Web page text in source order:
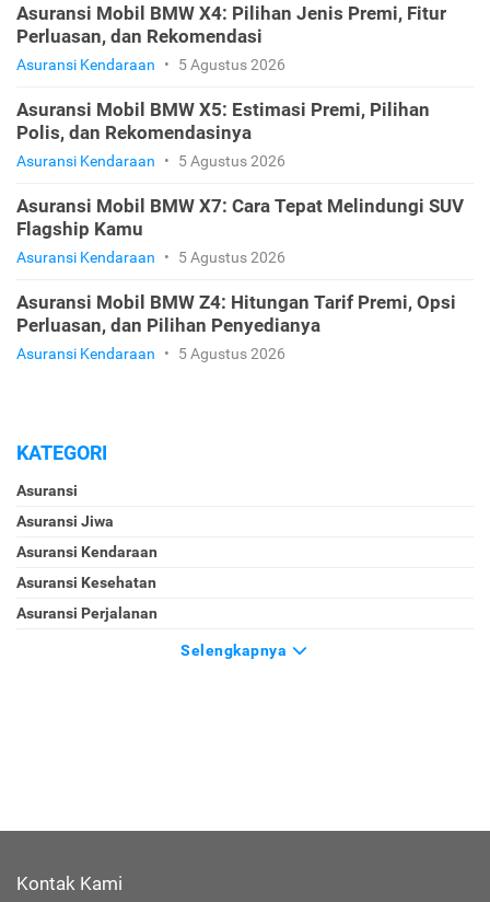
Asuransi Mobil BMW X4: Pilihan Jenis Premi, Fitur
Perluasan, dan Rekomendasi
Asuransi Kendaraan • 5 Agustus 2026
Asuransi Mobil BMW X5: Estimasi Premi, Pilihan
Polis, dan Rekomendasinya
Asuransi Kendaraan • 5 Agustus 2026
Asuransi Mobil BMW X7: Cara Tepat Melindungi SUV
Flagship Kamu
Asuransi Kendaraan • 5 Agustus 2026
Asuransi Mobil BMW Z4: Hitungan Tarif Premi, Opsi
Perluasan, dan Pilihan Penyedianya
Asuransi Kendaraan • 5 Agustus 2026
KATEGORI
Asuransi
Asuransi Jiwa
Asuransi Kendaraan
Asuransi Kesehatan
Asuransi Perjalanan
Selengkapnya
Kontak Kami